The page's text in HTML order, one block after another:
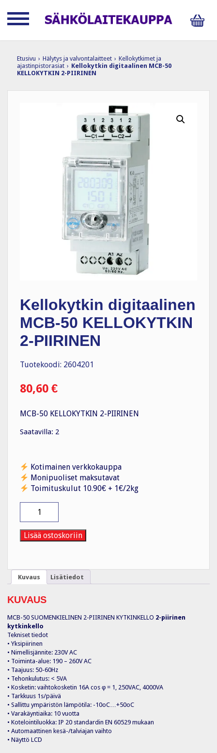
Etusivu › Hälytys ja valvontalaitteet › Kellokytkimet ja
ajastinpistorasiat › Kellokytkin digitaalinen MCB-50
KELLOKYTKIN 2-PIIRINEN
Kellokytkin digitaalinen
MCB-50 KELLOKYTKIN
2-PIIRINEN
Tuotekoodi: 2604201
80,60 €
MCB-50 KELLOKYTKIN 2-PIIRINEN
Saatavilla: 2
Kotimainen verkkokauppa
Monipuoliset maksutavat
Toimituskulut 10.90€ + 1€/2kg
digitaalinen
MCB-
50
KELLOKYTKIN
määrä
Lisää ostoskoriin
Kuvaus Lisätiedot
KUVAUS
MCB-50 SUOMENKIELINEN 2-PIIRINEN KYTKINKELLO 2-piirinen
kytkinkello
Tekniset tiedot
• Yksipiirinen
• Nimellisjännite: 230V AC
• Toiminta-alue: 190 – 260V AC
• Taajuus: 50-60Hz
• Tehonkulutus: < 5VA
• Kosketin: vaihtokosketin 16A cos φ = 1, 250VAC, 4000VA
• Tarkkuus 1s/päivä
• Sallittu ympäristön lämpötila: -10oC…+50oC
• Varakäyntiaika: 10 vuotta
• Kotelointiluokka: IP 20 standardin EN 60529 mukaan
• Automaattinen kesä-/talviajan vaihto
• Näyttö LCD